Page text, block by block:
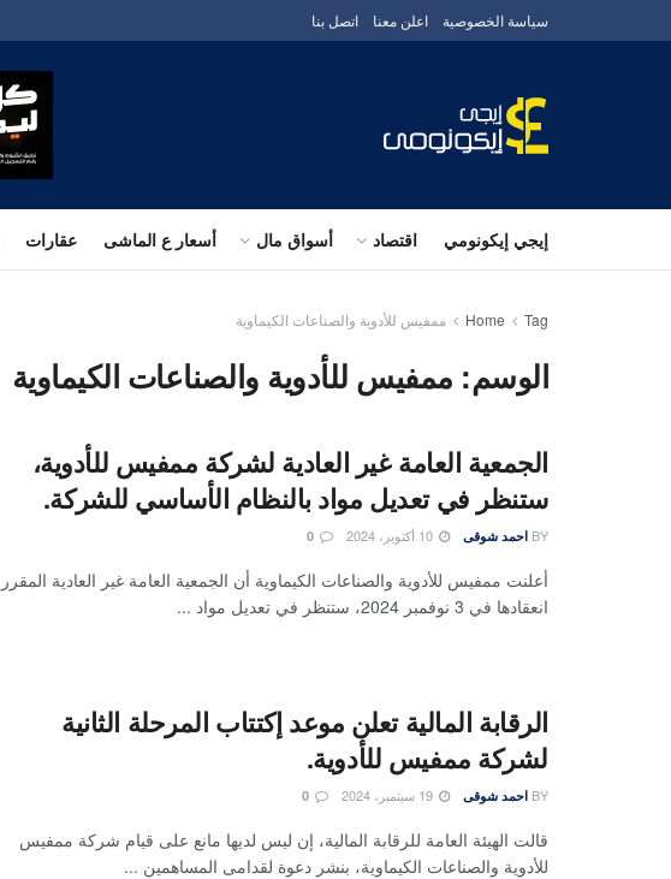
سياسة الخصوصية اعلن معنا اتصل بنا
إيجي إيكونومي اقتصاد أسواق مال أسعار ع الماشى عقارات
Home Tag ممفيس للأدوية والصناعات الكيماوية
الوسم: ممفيس للأدوية والصناعات الكيماوية
الجمعية العامة غير العادية لشركة ممفيس للأدوية،
ستنظر في تعديل مواد بالنظام الأساسي للشركة.
BY احمد شوقى
أعلنت ممفيس للأدوية والصناعات الكيماوية أن الجمعية العامة غير العادية المقرر
انعقادها في 3 نوفمبر 2024، ستنظر في تعديل مواد ...
الرقابة المالية تعلن موعد إكتتاب المرحلة الثانية
لشركة ممفيس للأدوية.
BY احمد شوقى
قالت الهيئة العامة للرقابة المالية، إن ليس لديها مانع على قيام شركة ممفيس
للأدوية والصناعات الكيماوية، بنشر دعوة لقدامى المساهمين ...